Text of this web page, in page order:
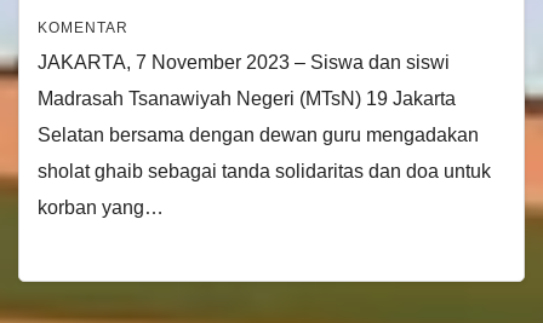
KOMENTAR
JAKARTA, 7 November 2023 – Siswa dan siswi
Madrasah Tsanawiyah Negeri (MTsN) 19 Jakarta
Selatan bersama dengan dewan guru mengadakan
sholat ghaib sebagai tanda solidaritas dan doa untuk
korban yang…